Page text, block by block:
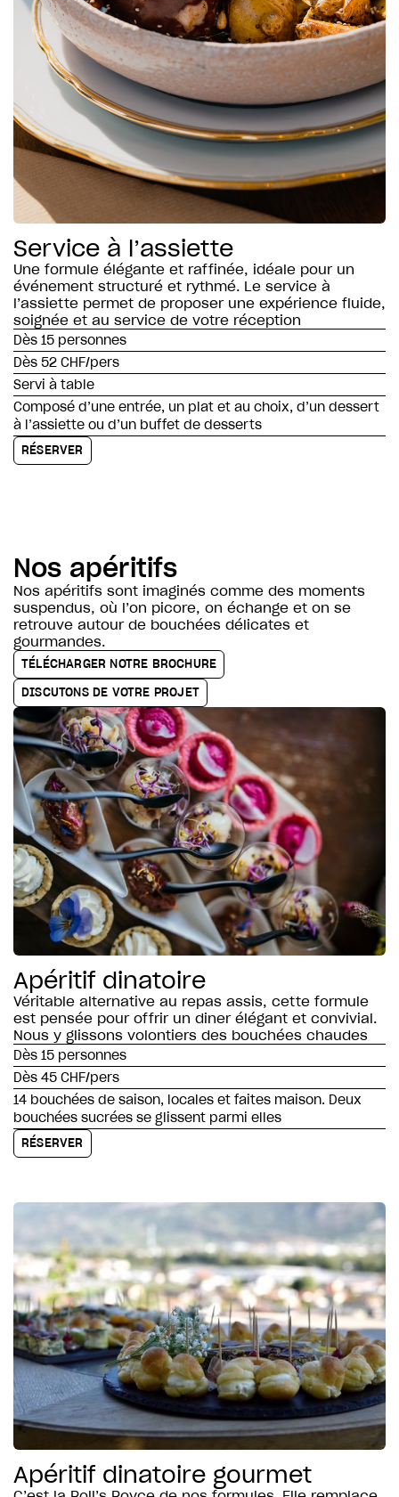
Service à l’assiette
Une formule élégante et raffinée, idéale pour un
événement structuré et rythmé. Le service à
l’assiette permet de proposer une expérience fluide,
soignée et au service de votre réception
Dès 15 personnes
Dès 52 CHF/pers
Servi à table
Composé d’une entrée, un plat et au choix, d’un dessert
à l’assiette ou d’un buffet de desserts
RÉSERVER
Nos apéritifs
Nos apéritifs sont imaginés comme des moments
suspendus, où l’on picore, on échange et on se
retrouve autour de bouchées délicates et
gourmandes.
TÉLÉCHARGER NOTRE BROCHURE
DISCUTONS DE VOTRE PROJET
Apéritif dinatoire
Véritable alternative au repas assis, cette formule
est pensée pour offrir un diner élégant et convivial.
Nous y glissons volontiers des bouchées chaudes
Dès 15 personnes
Dès 45 CHF/pers
14 bouchées de saison, locales et faites maison. Deux
bouchées sucrées se glissent parmi elles
RÉSERVER
Apéritif dinatoire gourmet